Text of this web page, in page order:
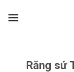
Răng sứ